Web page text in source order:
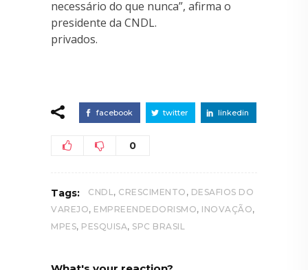
necessário do que nunca”, afirma o
presidente da CNDL.
privados.
facebook twitter linkedin
0
Tags: CNDL, CRESCIMENTO , DESAFIOS DO
VAREJO, EMPREENDEDORISMO, INOVAÇÃO,
MPES, PESQUISA, SPC BRASIL